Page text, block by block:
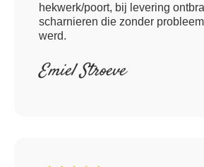
hekwerk/poort, bij levering
scharnieren die zonder
werd.
Emiel Stroeve